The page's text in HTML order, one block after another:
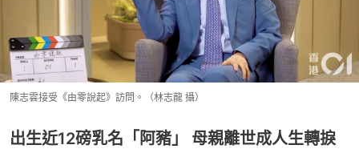
陳志雲接受《由零說起》訪問。（林志龍 攝）
出生近12磅乳名「阿豬」 母親離世成人生轉捩